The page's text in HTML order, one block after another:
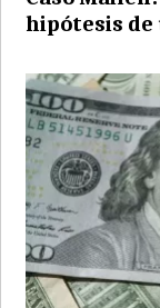
hipótesis